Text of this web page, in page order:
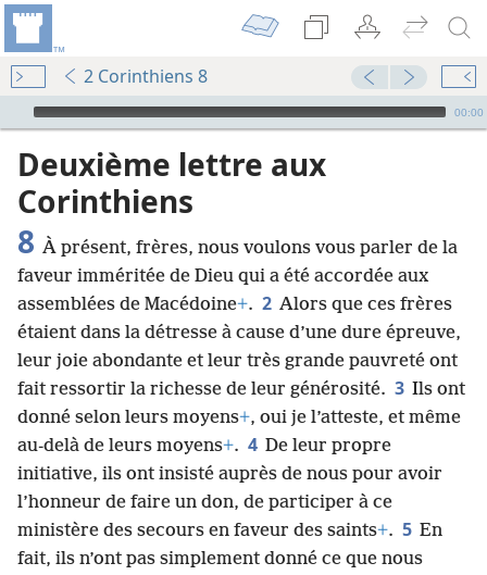
2 Corinthiens 8
Audio Player
00:00
Deuxième lettre aux
Corinthiens
8 À présent, frères, nous voulons vous parler de la
faveur imméritée de Dieu qui a été accordée aux
assemblées de Macédoine+. 2 Alors que ces frères
étaient dans la détresse à cause d’une dure épreuve,
leur joie abondante et leur très grande pauvreté ont
fait ressortir la richesse de leur générosité. 3 Ils ont
donné selon leurs moyens+, oui je l’atteste, et même
au-delà de leurs moyens+. 4 De leur propre
initiative, ils ont insisté auprès de nous pour avoir
l’honneur de faire un don, de participer à ce
ministère des secours en faveur des saints+. 5 En
fait, ils n’ont pas simplement donné ce que nous